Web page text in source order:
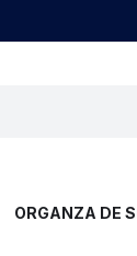
ORGANZA DE